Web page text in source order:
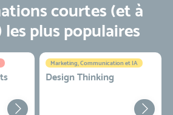
courtes (et à
plus populaires
Marketing, Communication et IA
Design Thinking